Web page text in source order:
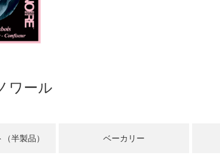
ワール
半製品） ベーカリー